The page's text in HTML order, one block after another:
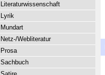
Literaturwissenschaft
Lyrik
Mundart
Netz-/Webliteratur
Prosa
Sachbuch